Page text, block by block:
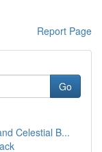
Report Page
Go
Celestial B...